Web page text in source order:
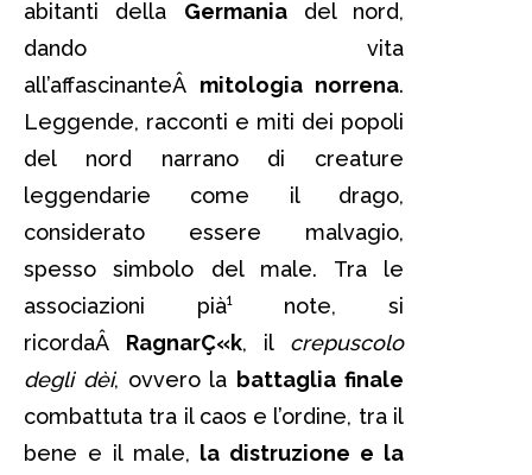
abitanti della Germaniadel nord,
dando vita
all’affascinanteÂ mitologia norrena.
Leggende, racconti e miti dei popoli
del nord narrano di creature
leggendarie come il drago,
considerato essere malvagio,
spesso simbolo del male. Tra le
associazioni pià¹ note, si
ricordaÂ RagnarÇ«k, il crepuscolo
degli dèi, ovvero la battaglia finale
combattuta tra il caos e l’ordine, tra il
bene e il male, la distruzione e la